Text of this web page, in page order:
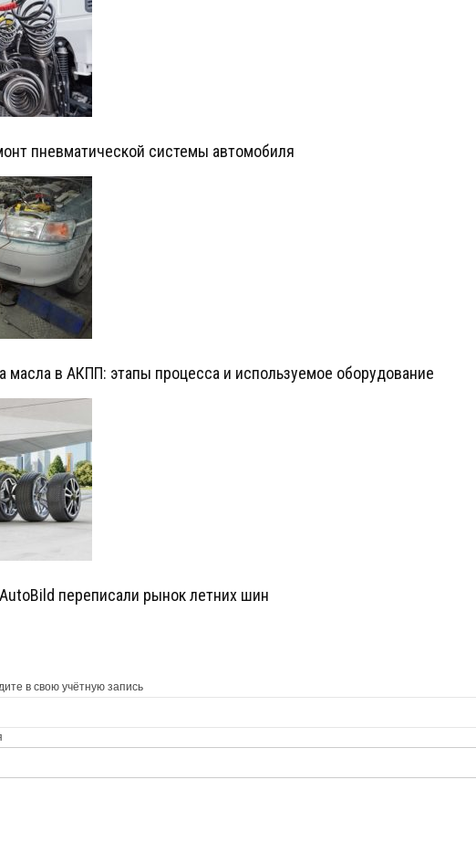
пневматической системы автомобиля
масла в АКПП: этапы процесса и используемое оборудование
переписали рынок летних шин
в свою учётную запись